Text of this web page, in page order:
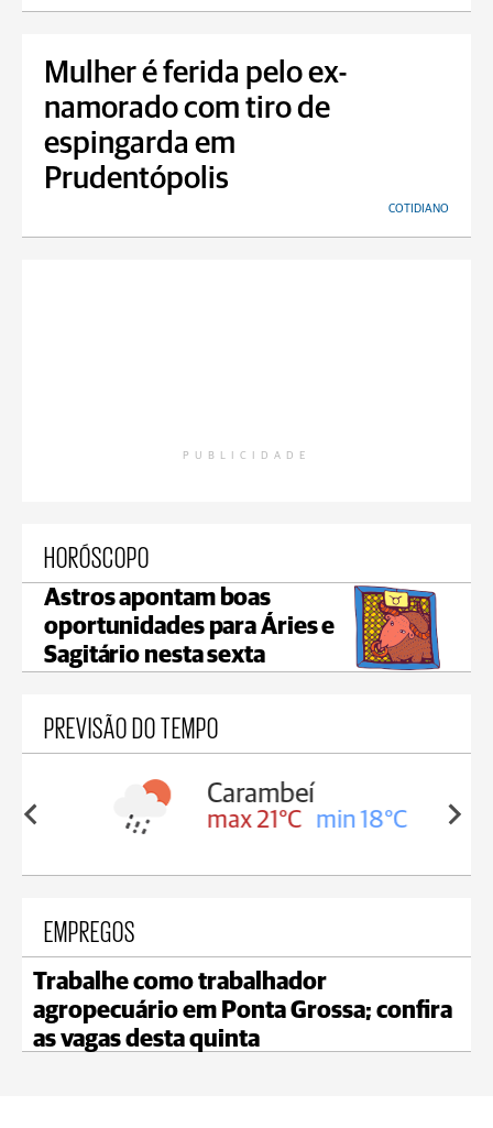
Mulher é ferida pelo ex-
namorado com tiro de
espingarda em
Prudentópolis
COTIDIANO
PUBLICIDADE
HORÓSCOPO
Astros apontam boas
oportunidades para Áries e
Sagitário nesta sexta
PREVISÃO DO TEMPO
18°C
Carambeí
max 21°C min 18°C
EMPREGOS
Trabalhe como trabalhador
agropecuário em Ponta Grossa; confira
as vagas desta quinta